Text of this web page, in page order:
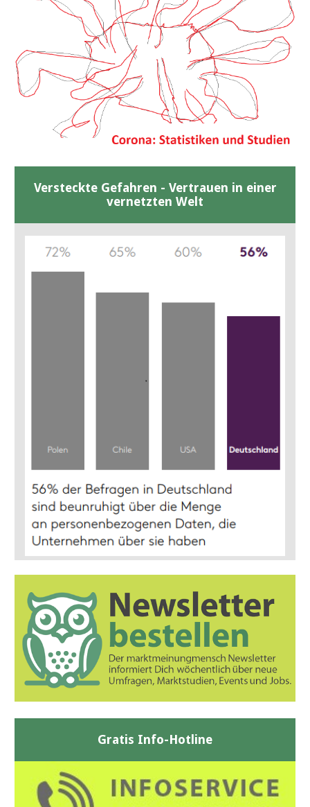
Versteckte Gefahren - Vertrauen in einer
vernetzten Welt
Gratis Info-Hotline